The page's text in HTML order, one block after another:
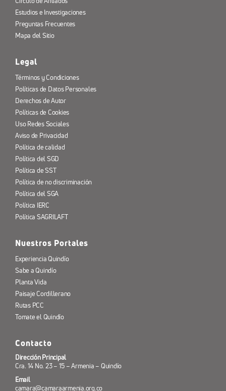
Estudios e Investigaciones
Preguntas Frecuentes
Mapa del Sitio
Legal
Términos y Condiciones
Políticas de Datos Personales
Derechos de Autor
Políticas de Cookies
Uso Redes Sociales
Aviso de Privacidad
Política de calidad
Política del SGD
Política de SST
Política de no discriminación
Política del SGA
Política IERC
Política SAGRILAFT
Nuestros Portales
Experiencia Quindío
Sabe a Quindío
Planta Vida
Paisaje Cordillerano
Rutas PCC
Tomate el Quindío
Contacto
Dirección Principal
Cra. 14 No. 23 – 15 – Armenia – Quindío
Email
camara@camaraarmenia.org.co